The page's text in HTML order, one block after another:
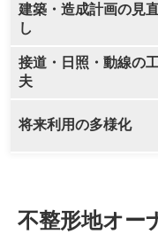
建築・造成計画の見
し
接道・日照・動線の
夫
将来利用の多様化
不整形地オー